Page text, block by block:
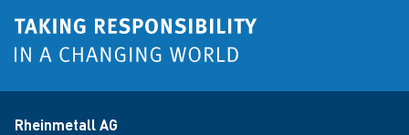
Rheinmetall AG